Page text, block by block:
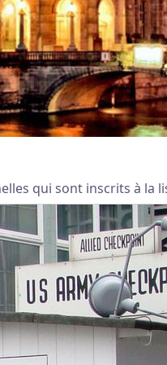
qui sont inscrits à la